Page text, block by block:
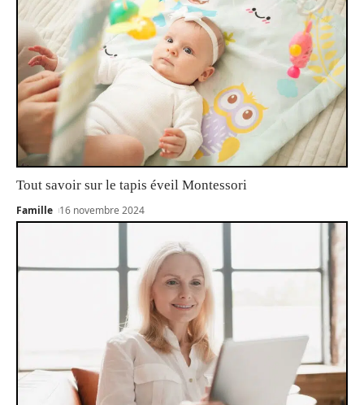
Tout savoir sur le tapis éveil Montessori
Famille 16 novembre 2024